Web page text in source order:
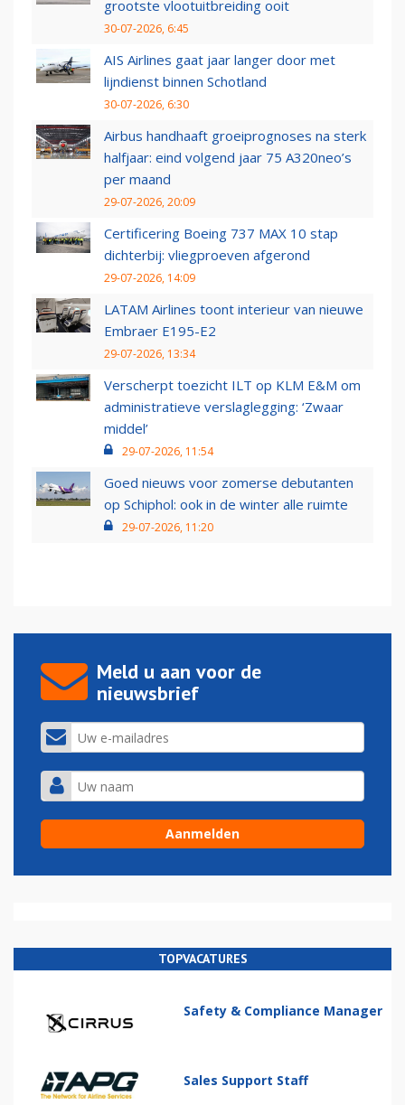
grootste vlootuitbreiding ooit
30-07-2026, 6:45
AIS Airlines gaat jaar langer door met
lijndienst binnen Schotland
30-07-2026, 6:30
Airbus handhaaft groeiprognoses na sterk
halfjaar: eind volgend jaar 75 A320neo’s
per maand
29-07-2026, 20:09
Certificering Boeing 737 MAX 10 stap
dichterbij: vliegproeven afgerond
29-07-2026, 14:09
LATAM Airlines toont interieur van nieuwe
Embraer E195-E2
29-07-2026, 13:34
Verscherpt toezicht ILT op KLM E&M om
administratieve verslaglegging: ‘Zwaar
middel’
29-07-2026, 11:54
Goed nieuws voor zomerse debutanten
op Schiphol: ook in de winter alle ruimte
29-07-2026, 11:20
Meld u aan voor de
nieuwsbrief
TOPVACATURES
Safety & Compliance Manager
Sales Support Staff